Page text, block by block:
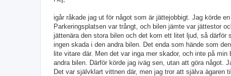
l
g
g
igår råkade jag ut för något som är jättejobbigt. Jag körde
Parkeringsplatsen var trångt, och bilen jämte var jättestor
jättenära den stora bilen och det kom ett litet ljud, så
ingen skada i den andra bilen. Det enda som hände som
lite vitare där. Men det var inga mer skador, och inte på
andra bilen. Därför körde jag iväg sen, utan att göra något.
Det var självklart vittnen där, men jag tror att själva